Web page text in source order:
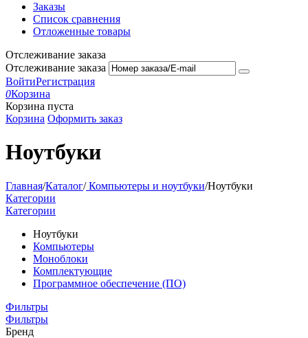
Заказы
Список сравнения
Отложенные товары
Отслеживание заказа
Отслеживание заказа
ВойтиРегистрация
0Корзина
Корзина пуста
Корзина Оформить заказ
Ноутбуки
Главная/Каталог/Компьютеры и ноутбуки/Ноутбуки
Категории
Категории
Ноутбуки
Компьютеры
Моноблоки
Комплектующие
Программное обеспечение (ПО)
Фильтры
Фильтры
Бренд